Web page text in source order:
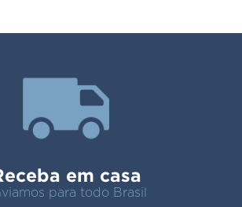
em casa
para todo Brasil